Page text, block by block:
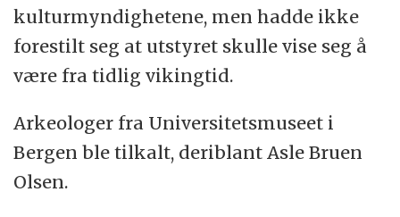
kulturmyndighetene, men hadde ikke
forestilt seg at utstyret skulle vise seg å
være fra tidlig vikingtid.
Arkeologer fra Universitetsmuseet i
Bergen ble tilkalt, deriblant Asle Bruen
Olsen.